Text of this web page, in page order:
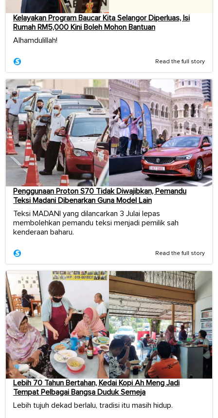
Kelayakan Program Baucar Kita Selangor Diperluas, Isi
Rumah RM5,000 Kini Boleh Mohon Bantuan
Alhamdulillah!
Read the full story
Penggunaan Proton S70 Tidak Diwajibkan, Pemandu
Teksi Madani Dibenarkan Guna Model Lain
Teksi MADANI yang dilancarkan 3 Julai lepas
membolehkan pemandu teksi menjadi pemilik sah
kenderaan baharu.
Read the full story
Lebih 70 Tahun Bertahan, Kedai Kopi Ah Meng Jadi
Tempat Pelbagai Bangsa Duduk Semeja
Lebih tujuh dekad berlalu, tradisi itu masih hidup.